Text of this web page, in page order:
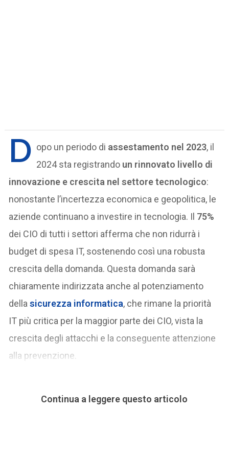
D opo un periodo di assestamento nel 2023, il
2024 sta registrando un rinnovato livello di
innovazione e crescita nel settore tecnologico:
nonostante l’incertezza economica e geopolitica, le
aziende continuano a investire in tecnologia. Il 75%
dei CIO di tutti i settori afferma che non ridurrà i
budget di spesa IT, sostenendo così una robusta
crescita della domanda. Questa domanda sarà
chiaramente indirizzata anche al potenziamento
dellasicurezza informatica, che rimane la priorità
IT più critica per la maggior parte dei CIO, vista la
crescita degli attacchi e la conseguente attenzione
alla prevenzione.
Continua a leggere questo articolo